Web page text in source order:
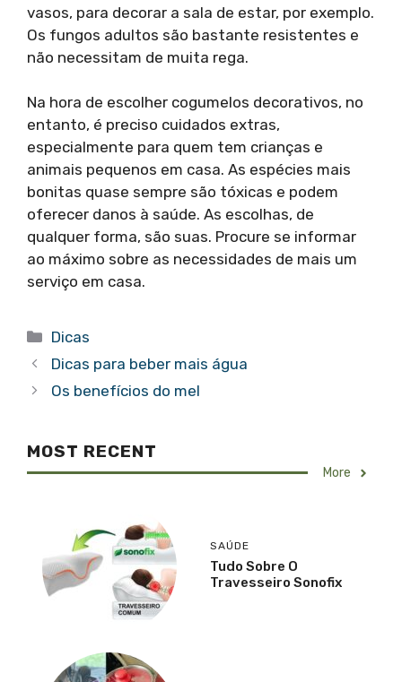
vasos, para decorar a sala de estar, por exemplo.
Os fungos adultos são bastante resistentes e
não necessitam de muita rega.
Na hora de escolher cogumelos decorativos, no
entanto, é preciso cuidados extras,
especialmente para quem tem crianças e
animais pequenos em casa. As espécies mais
bonitas quase sempre são tóxicas e podem
oferecer danos à saúde. As escolhas, de
qualquer forma, são suas. Procure se informar
ao máximo sobre as necessidades de mais um
serviço em casa.
Categorias
Dicas
Dicas para beber mais água
Os benefícios do mel
MOST RECENT
More
SAÚDE
Tudo Sobre O
Travesseiro Sonofix